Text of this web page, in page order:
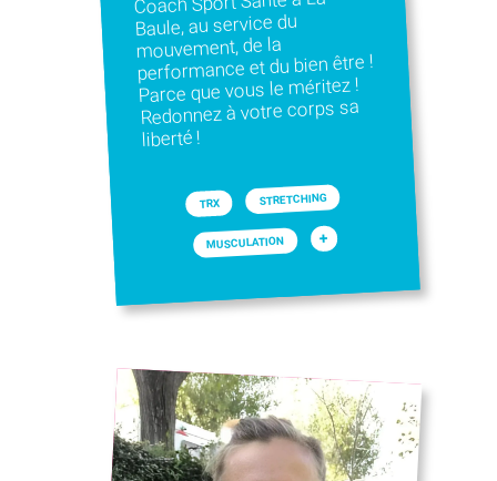
Baule, au service du
mouvement, de la
performance et du bien être !
Parce que vous le méritez !
Redonnez à votre corps sa
liberté !
TRX STRETCHING
MUSCULATION +